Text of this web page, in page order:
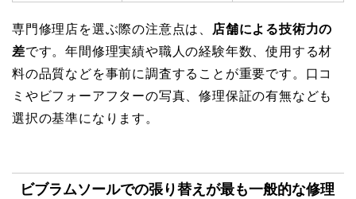
専門修理店を選ぶ際の注意点は、
店舗による技術力の
差です。年間修理実績や職人の経験年数、使用する材
料の品質などを事前に調査することが重要です。口コ
ミやビフォーアフターの写真、修理保証の有無なども
選択の基準になります。
ビブラムソールでの張り替えが最も一般的な修理